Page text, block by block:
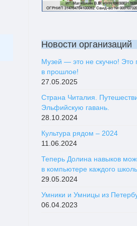
Новости организаций
Музей — это не скучно! Это
в прошлое!
27.05.2025
Страна Читалия.
Эльфийскую гавань.
28.10.2024
Культура рядом – 2024
11.06.2024
Теперь Долина навыков
в компьютере каждого
29.05.2024
Умники и Умницы из
06.04.2023